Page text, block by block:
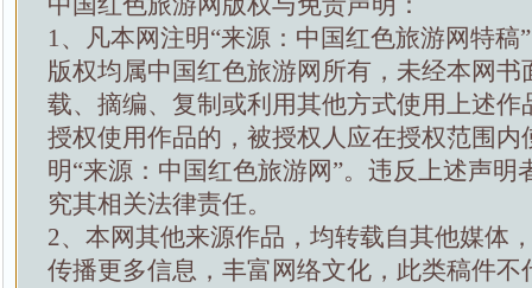
1、凡本网注明“来源：中国红色旅游网特稿
版权均属中国红色旅游网所有，未经本网书
载、摘编、复制或利用其他方式使用上述作
授权使用作品的，被授权人应在授权范围内
明“来源：中国红色旅游网”。违反上述声明
究其相关法律责任。
2、本网其他来源作品，均转载自其他媒体
传播更多信息，丰富网络文化，此类稿件不